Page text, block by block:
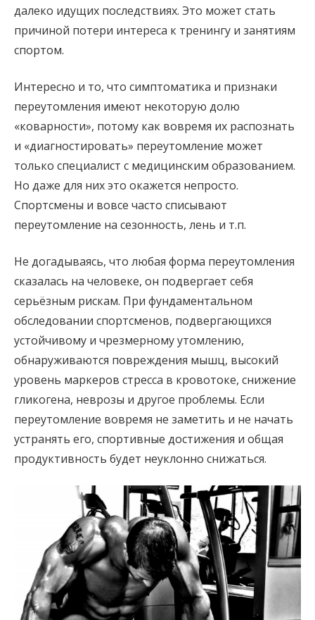
далеко идущих последствиях. Это может стать
причиной потери интереса к тренингу и занятиям
спортом.
Интересно и то, что симптоматика и признаки
переутомления имеют некоторую долю
«коварности», потому как вовремя их распознать
и «диагностировать» переутомление может
только специалист с медицинским образованием.
Но даже для них это окажется непросто.
Спортсмены и вовсе часто списывают
переутомление на сезонность, лень и т.п.
Не догадываясь, что любая форма переутомления
сказалась на человеке, он подвергает себя
серьёзным рискам. При фундаментальном
обследовании спортсменов, подвергающихся
устойчивому и чрезмерному утомлению,
обнаруживаются повреждения мышц, высокий
уровень маркеров стресса в кровотоке, снижение
гликогена, неврозы и другое проблемы. Если
переутомление вовремя не заметить и не начать
устранять его, спортивные достижения и общая
продуктивность будет неуклонно снижаться.